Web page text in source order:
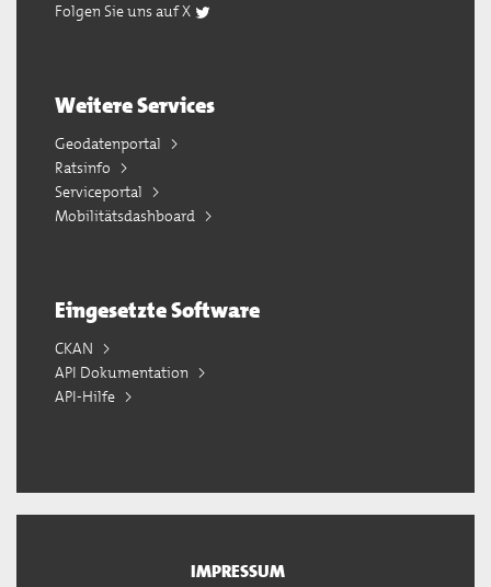
Folgen Sie uns auf X
Weitere Services
Geodatenportal
Ratsinfo
Serviceportal
Mobilitätsdashboard
Eingesetzte Software
CKAN
API Dokumentation
API-Hilfe
IMPRESSUM